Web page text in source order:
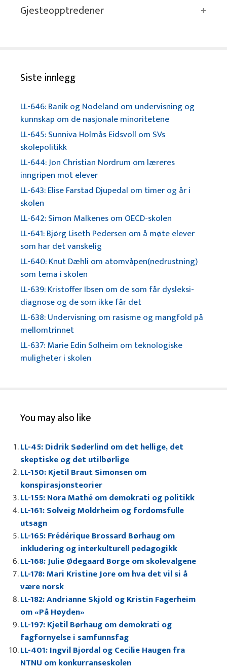
Gjesteopptredener
Siste innlegg
LL-646: Banik og Nodeland om undervisning og
kunnskap om de nasjonale minoritetene
LL-645: Sunniva Holmås Eidsvoll om SVs
skolepolitikk
LL-644: Jon Christian Nordrum om læreres
inngripen mot elever
LL-643: Elise Farstad Djupedal om timer og år i
skolen
LL-642: Simon Malkenes om OECD-skolen
LL-641: Bjørg Liseth Pedersen om å møte elever
som har det vanskelig
LL-640: Knut Dæhli om atomvåpen(nedrustning)
som tema i skolen
LL-639: Kristoffer Ibsen om de som får dysleksi-
diagnose og de som ikke får det
LL-638: Undervisning om rasisme og mangfold på
mellomtrinnet
LL-637: Marie Edin Solheim om teknologiske
muligheter i skolen
You may also like
LL-45: Didrik Søderlind om det hellige, det
skeptiske og det utilbørlige
LL-150: Kjetil Braut Simonsen om
konspirasjonsteorier
LL-155: Nora Mathé om demokrati og politikk
LL-161: Solveig Moldrheim og fordomsfulle
utsagn
LL-165: Frédérique Brossard Børhaug om
inkludering og interkulturell pedagogikk
LL-168: Julie Ødegaard Borge om skolevalgene
LL-178: Mari Kristine Jore om hva det vil si å
være norsk
LL-182: Andrianne Skjold og Kristin Fagerheim
om «På Høyden»
LL-197: Kjetil Børhaug om demokrati og
fagfornyelse i samfunnsfag
LL-401: Ingvil Bjordal og Cecilie Haugen fra
NTNU om konkurranseskolen